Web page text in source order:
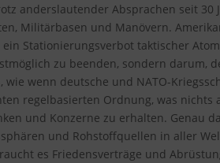
anderslautender Absprachen seit
Militärbasen und Manövern.
ein Stationierungsverbot taktischer
zu beenden, sondern darum,
wenn deutsche und NATO-
regelbasierten Ordnung, was
und Konzerne zu erhalten. Genau
und Rohstoffquellen in aller
es Friedensverträge und